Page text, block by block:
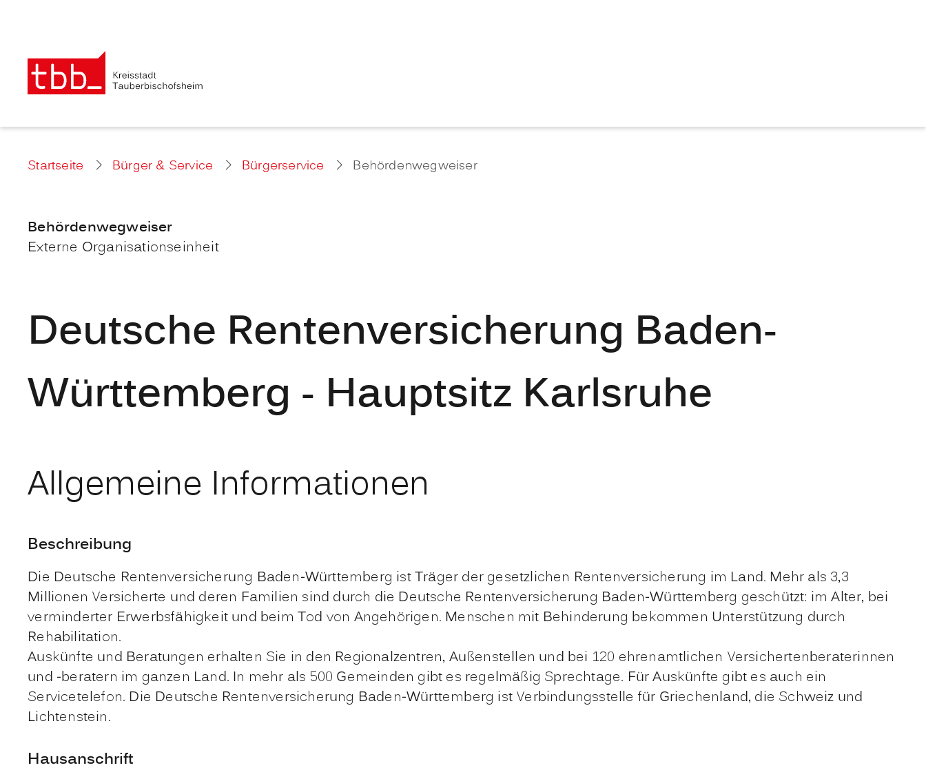
Startseite Bürger & Service Bürgerservice Behördenwegweiser
Behördenwegweiser
Externe Organisationseinheit
Deutsche Rentenversicherung Baden-
Württemberg - Hauptsitz Karlsruhe
Allgemeine Informationen
Beschreibung
Die Deutsche Rentenversicherung Baden-Württemberg ist Träger der gesetzlichen Rentenversicherung im Land. Mehr als 3,3
Millionen Versicherte und deren Familien sind durch die Deutsche Rentenversicherung Baden-Württemberg geschützt: im Alter, bei
verminderter Erwerbsfähigkeit und beim Tod von Angehörigen. Menschen mit Behinderung bekommen Unterstützung durch
Rehabilitation.
Auskünfte und Beratungen erhalten Sie in den Regionalzentren, Außenstellen und bei 120 ehrenamtlichen Versichertenberaterinnen
und -beratern im ganzen Land. In mehr als 500 Gemeinden gibt es regelmäßig Sprechtage. Für Auskünfte gibt es auch ein
Servicetelefon. Die Deutsche Rentenversicherung Baden-Württemberg ist Verbindungsstelle für Griechenland, die Schweiz und
Lichtenstein.
Hausanschrift